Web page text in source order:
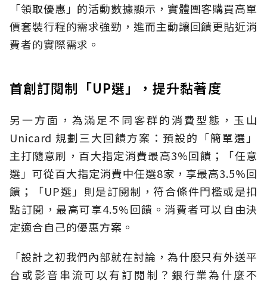
「領取優惠」的活動數據顯示，實體團客購買高單
價套裝行程的需求強勁，進而主動讓回饋更貼近消
費者的實際需求。
首創訂閱制「UP選」，提升黏著度
另一方面，為滿足不同客群的消費型態，玉山
Unicard 規劃三大回饋方案：預設的「簡單選」
主打隨意刷，百大指定消費最高3%回饋；「任意
選」可從百大指定消費中任選8家，享最高3.5%回
饋；「UP選」則是訂閱制，符合條件門檻或是扣
點訂閱，最高可享4.5%回饋。消費者可以自由決
定適合自己的優惠方案。
「設計之初我們內部就在討論，為什麼只有外送平
台或影音串流可以有訂閱制？銀行業為什麼不